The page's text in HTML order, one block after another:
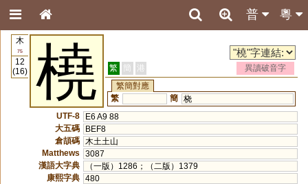
粵
普
木
75
12
(16)
橈 繁 簡 港
異讀破音字
繁簡對應
繁
簡 桡
UTF-8
E6 A9 88
大五碼
BEF8
倉頡碼
木土土山
Matthews
3087
漢語大字典
（一版）1286；（二版）1379
康熙字典 480